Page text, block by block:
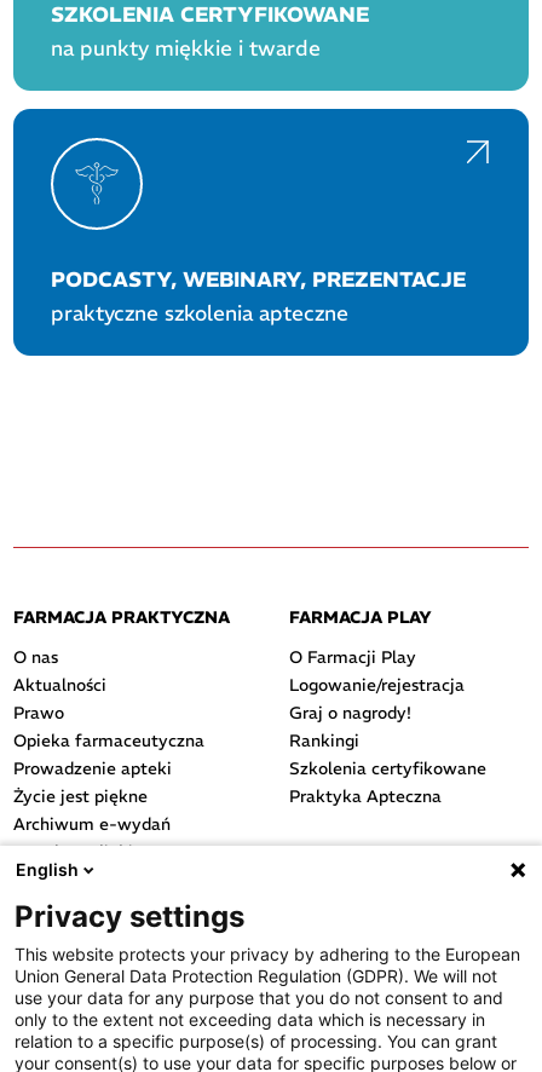
SZKOLENIA CERTYFIKOWANE
na punkty miękkie i twarde
PODCASTY, WEBINARY, PREZENTACJE
praktyczne szkolenia apteczne
FARMACJA PRAKTYCZNA
O nas
Aktualności
Prawo
Opieka farmaceutyczna
Prowadzenie apteki
Życie jest piękne
Archiwum e-wydań
Przydatne linki
FARMACJA PLAY
O Farmacji Play
Logowanie/rejestracja
Graj o nagrody!
Rankingi
Szkolenia certyfikowane
Praktyka Apteczna
OGÓLNE
Polityka prywatności
Regulamin serwisu
Regulamin konkursu
Farmacja Play
English
Privacy settings
This website protects your privacy by adhering to the European
Union General Data Protection Regulation (GDPR). We will not
use your data for any purpose that you do not consent to and
only to the extent not exceeding data which is necessary in
relation to a specific purpose(s) of processing. You can grant
your consent(s) to use your data for specific purposes below or